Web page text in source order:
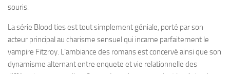
souris.
La série Blood ties est tout simplement géniale, porté par son
acteur principal au charisme sensuel qui incarne parfaitement le
vampire Fitzroy. L’ambiance des romans est concervé ainsi que son
dynamisme alternant entre enquete et vie relationnelle des